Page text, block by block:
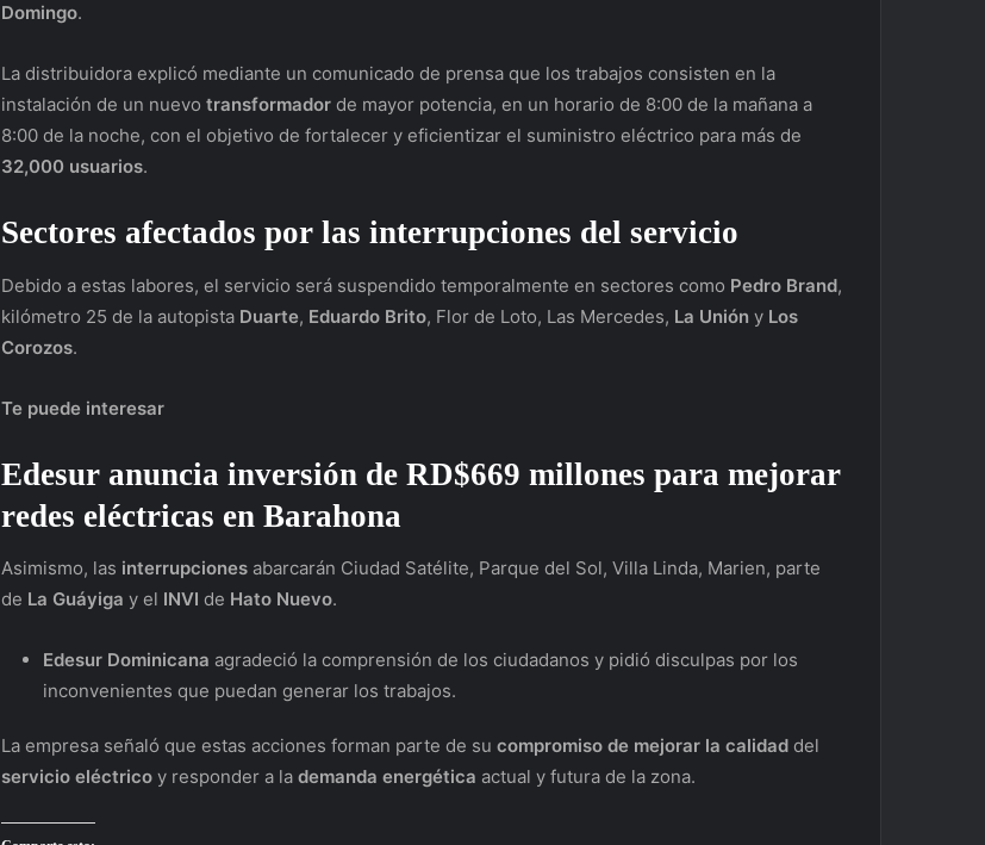
Domingo.
La distribuidora explicó mediante un comunicado de prensa que los trabajos consisten en la
instalación de un nuevo transformador de mayor potencia, en un horario de 8:00 de la mañana a
8:00 de la noche, con el objetivo de fortalecer y eficientizar el suministro eléctrico para más de
32,000 usuarios.
Sectores afectados por las interrupciones del servicio
Debido a estas labores, el servicio será suspendido temporalmente en sectores como Pedro Brand,
kilómetro 25 de la autopista Duarte, Eduardo Brito, Flor de Loto, Las Mercedes, La Unión y Los
Corozos.
Te puede interesar
Edesur anuncia inversión de RD$669 millones para mejorar
redes eléctricas en Barahona
Asimismo, las interrupciones abarcarán Ciudad Satélite, Parque del Sol, Villa Linda, Marien, parte
de La Guáyiga y el INVI de Hato Nuevo.
Edesur Dominicana agradeció la comprensión de los ciudadanos y pidió disculpas por los
inconvenientes que puedan generar los trabajos.
La empresa señaló que estas acciones forman parte de su compromiso de mejorar la calidad del
servicio eléctrico y responder a la demanda energética actual y futura de la zona.